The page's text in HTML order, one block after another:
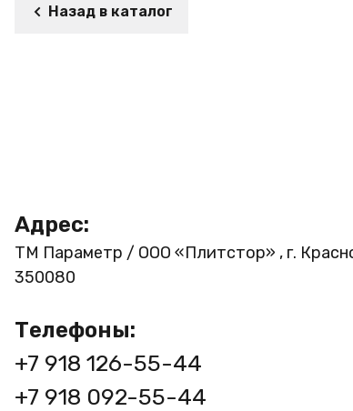
Назад в каталог
Адрес:
ТМ Параметр / ООО «Плитстор» , г.
350080
Телефоны:
+7 918 126-55-44
+7 918 092-55-44